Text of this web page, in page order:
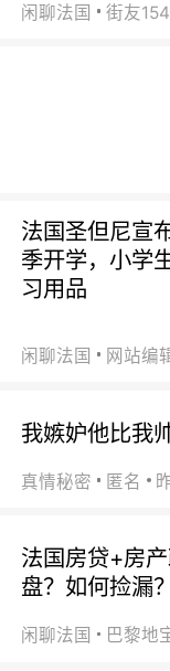
闲聊法国
法国圣但尼宣
季开学，小学
习用品
闲聊法国 网站编
我嫉妒他比我
真情秘密 匿名
法国房贷+房
盘？如何捡漏
闲聊法国 巴黎地